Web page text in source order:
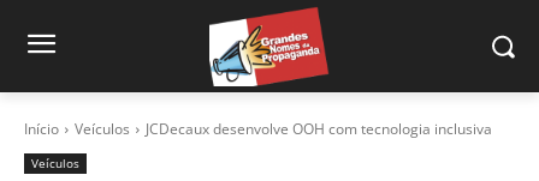
Início Veículos JCDecaux desenvolve OOH com tecnologia inclusiva
Veículos